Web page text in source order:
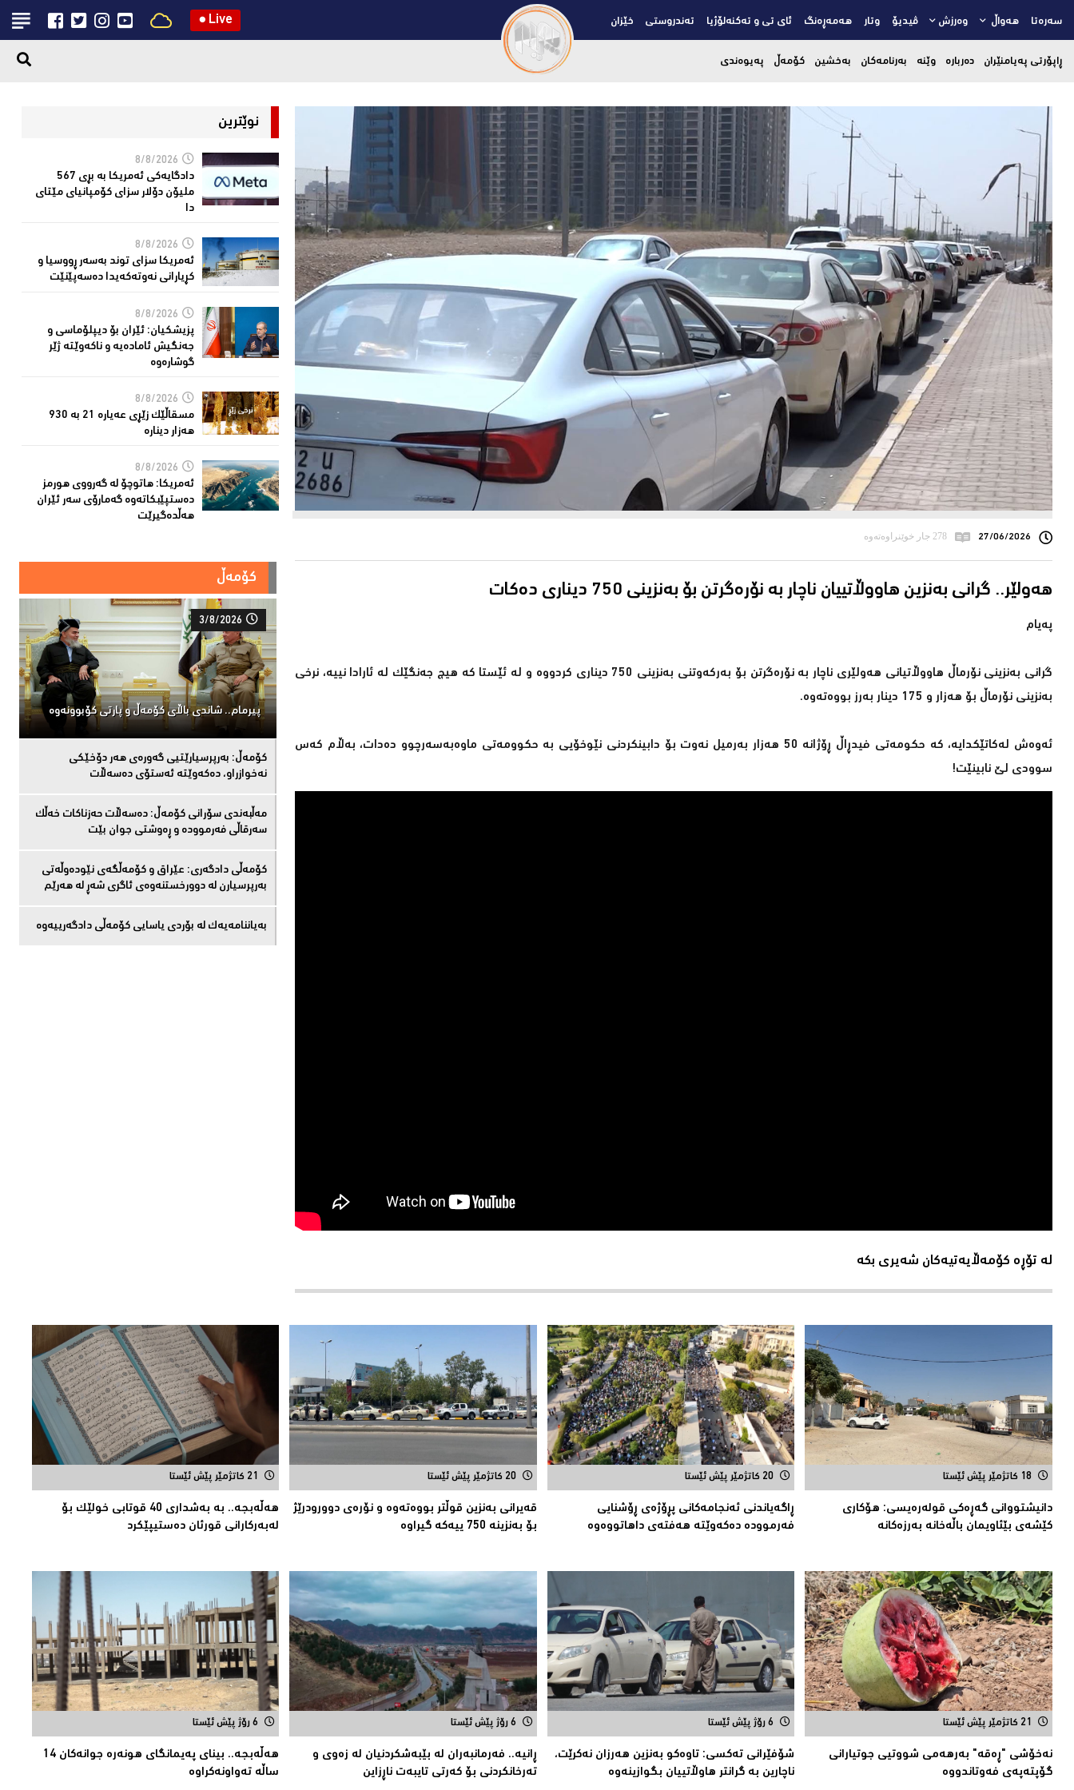
سەرەتا هەواڵ وەرزش ڤیدیۆ وتار هەمەڕەنگ ئای تی و تەکنەلۆژیا تەندروستی خێزان ● Live
ڕاپۆرتی پەیامنێران دەربارە وێنە بەرنامەکان بەخشین کۆمەڵ پەیوەندی
27/06/2026 278 جار خوێنراوەتەوە
هەولێر.. گرانی بەنزین هاووڵاتییان ناچار بە نۆرەگرتن بۆ بەنزینی 750 دیناری دەكات
پەیام
گرانی بەنزینی نۆرماڵ هاووڵاتیانی هەولێری ناچار بە نۆرەگرتن بۆ بەركەوتنی بەنزینی 750 دیناری كردووە و لە ئێستا كە هیچ جەنگێك لە ئارادا نییە، نرخی
بەنزینی نۆرماڵ بۆ هەزار و 175 دینار بەرز بووەتەوە.
ئەوەش لەكاتێكدایە، كە حكومەتی فیدڕاڵ ڕۆژانە 50 هەزار بەرمیل نەوت بۆ دابینكردنی نێوخۆیی بە حكوومەتی ماوەبەسەرچوو دەدات، بەڵام كەس
سوودی لێ نابینێت!
لە تۆڕە کۆمەڵایەتیەکان شەیری بکە
نوێترین
8/8/2026
دادگایەكی ئەمریكا بە بڕی 567
ملیۆن دۆلار سزای كۆمپانیای مێتای
دا
8/8/2026
ئەمریكا سزای توند بەسەر ڕووسیا و
كڕیارانی نەوتەكەیدا دەسەپێنێت
8/8/2026
پزیشكیان: ئێران بۆ دیپلۆماسی و
جەنگیش ئامادەیە و ناکەوێتە ژێر
گوشارەوە
8/8/2026
مسقاڵێک زێڕی عەیارە 21 بە 930
هەزار دینارە
8/8/2026
ئەمریكا: هاتوچۆ لە گەرووی هورمز
دەستپێبكاتەوە گەمارۆی سەر ئێران
هەڵدەگیرێت
کۆمەڵ
3/8/2026
پیرمام.. شاندی باڵای كۆمه‌ڵ و پارتی كۆبوونه‌وه‌
كۆمەڵ: بەرپرسیارێتیی گەورەی هەر دۆخێکی
نەخوازراو، دەكەوێتە ئەستۆی دەسەڵات
مەڵبەندى سۆرانى کۆمەڵ: دەسەڵات حەزناکات خەڵک
سەرقاڵى فەرموودە و ڕەوشتى جوان بێت
کۆمەڵى دادگەرى: عێراق و كۆمەڵگەی نێودەوڵەتی
بەرپرسیارن لە دوورخستنەوەى ئاگری شەڕ لە هەرێم
بەیاننامەیەک لە بۆردی یاسایی کۆمەڵی دادگەرییەوە
18 کاتژمێر پێش ئێستا
دانیشتووانى گەڕەكی قولەرەیسی: هۆکارى
کێشەى بێئاویمان باڵەخانە بەرزەكانە
20 کاتژمێر پێش ئێستا
ڕاگەیاندنی ئەنجامەكانی پڕۆژەی ڕۆشنایی
فەرموودە دەکەوێتە هەفتەی داهاتووەوە
20 کاتژمێر پێش ئێستا
قەیرانى بەنزین قوڵتر بووەتەوە و نۆرەی دوورودرێژ
بۆ بەنزینە 750 ییەکە گیراوە
21 کاتژمێر پێش ئێستا
هەڵەبجە.. بە بەشداری 40 قوتابی خولێک بۆ
لەبەرکارانى قورئان دەستیپێکرد
21 کاتژمێر پێش ئێستا
نەخۆشی "ڕەقە" بەرهەمی شووتیی جوتیارانی
گۆپتەپەى فەوتاندووە
6 رۆژ پێش ئێستا
شۆفێرانى تەکسى: تاوەکو بەنزین هەرزان نەکرێت،
ناچارین بە گرانتر هاوڵاتییان بگوازینەوە
6 رۆژ پێش ئێستا
ڕانیە.. فەرمانبەران لە بێبەشکردنیان لە زەوى و
تەرخانکردنى بۆ کەرتى تایبەت ناڕزاین
6 رۆژ پێش ئێستا
هەڵەبجە.. بینای پەیمانگای هونەرە جوانەكان 14
ساڵە تەواونەکراوە